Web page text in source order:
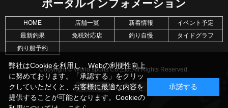
ポータルインフォメーション
HOME 店舗一覧 新着情報
イベント予定
最新釣果
免税対応店 釣り自慢
タイドグラフ
釣り船予約
Copyright © World sports Co.,Ltd. All Rights Reserved.
弊社はCookieを利用し、Webの利便性向上
に努めております。「承認する」をクリッ
クしていただくと、お客様に最適な内容を
提供することが可能となります。Cookieの
承諾する